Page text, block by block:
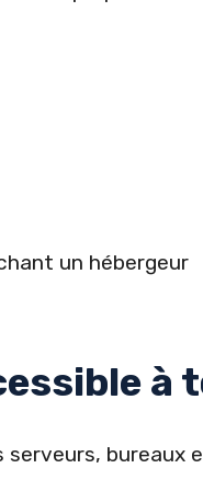
un hébergeur
à
serveurs, bureaux